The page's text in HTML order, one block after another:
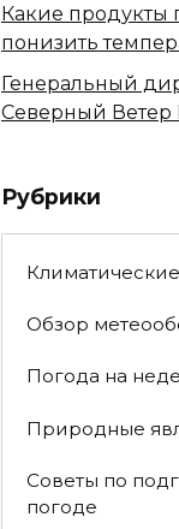
Какие продукты
понизить
Генеральный
Северный
Рубрики
Обзор
Погода на
Природные
Советы по
погоде